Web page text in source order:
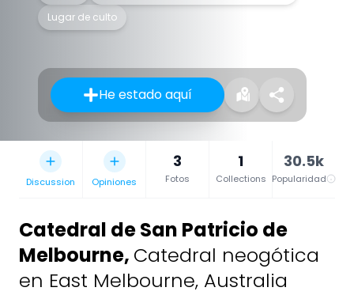
Lugar de culto
He estado aquí
Discussion Opiniones
3
Fotos
1
Collections
30.5k
Popularidad
Catedral de San Patricio de
Melbourne, Catedral neogótica
en East Melbourne, Australia